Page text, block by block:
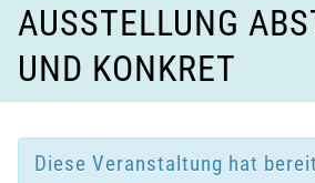
AUSSTELLUNG
UND KONKRET
Diese Veranstaltung hat